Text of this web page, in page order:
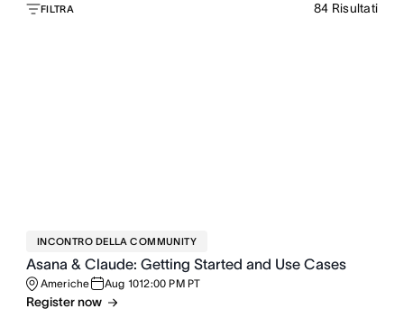
Watch now
FILTRA 84 Risultati
INCONTRO DELLA COMMUNITY
Asana & Claude: Getting Started and Use Cases
Americhe Aug 1012:00 PM PT
Register now